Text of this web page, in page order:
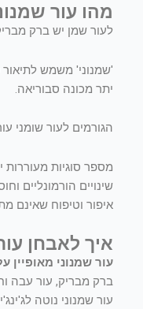
מהו עור
לעור שמן יש ברק מבריק
'שמנוני' משמש לתיאור
יתר מכונה סבוריאה.
הגורמים לעור שומני
מספר סוגיות מעוררות
שינויים הורמונליים
איפור וטיפוח שאינם
איך לאבחן
עור שמנוני מאופיין
ברק מבריק, עור עבה
עור שמנוני נוטה